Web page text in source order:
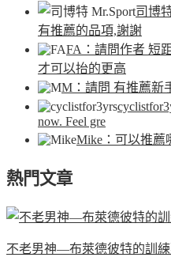
司博
有推薦的品項,謝謝
FA ：請問作者 短
才可以抬的更高
M ：請問 有推薦新
now. Feel gre
Mike ：可以推
熱門文章
不老男神—布萊德彼特的訓